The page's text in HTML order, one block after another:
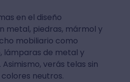
en el diseño
metal, piedras, mármol y
mobiliario como
lámparas de metal y
verás telas sin
neutros.